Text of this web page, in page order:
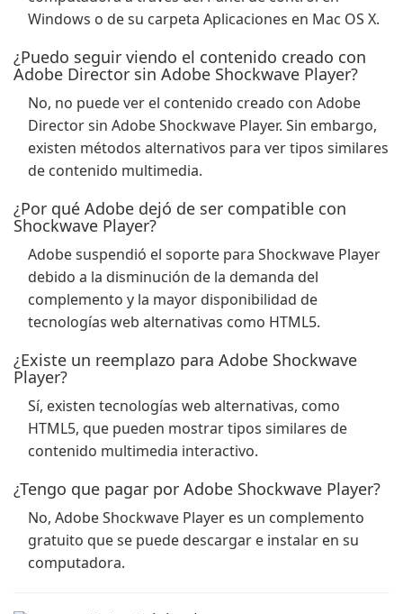
Windows o de su carpeta Aplicaciones en Mac OS X.
¿Puedo seguir viendo el contenido creado con
Adobe Director sin Adobe Shockwave Player?
No, no puede ver el contenido creado con Adobe
Director sin Adobe Shockwave Player. Sin embargo,
existen métodos alternativos para ver tipos similares
de contenido multimedia.
¿Por qué Adobe dejó de ser compatible con
Shockwave Player?
Adobe suspendió el soporte para Shockwave Player
debido a la disminución de la demanda del
complemento y la mayor disponibilidad de
tecnologías web alternativas como HTML5.
¿Existe un reemplazo para Adobe Shockwave
Player?
Sí, existen tecnologías web alternativas, como
HTML5, que pueden mostrar tipos similares de
contenido multimedia interactivo.
¿Tengo que pagar por Adobe Shockwave Player?
No, Adobe Shockwave Player es un complemento
gratuito que se puede descargar e instalar en su
computadora.